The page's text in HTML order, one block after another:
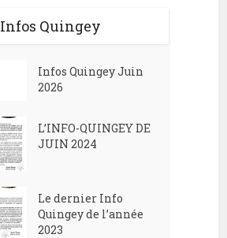
Infos Quingey
Infos Quingey Juin
2026
L’INFO-QUINGEY DE
JUIN 2024
Le dernier Info
Quingey de l’année
2023